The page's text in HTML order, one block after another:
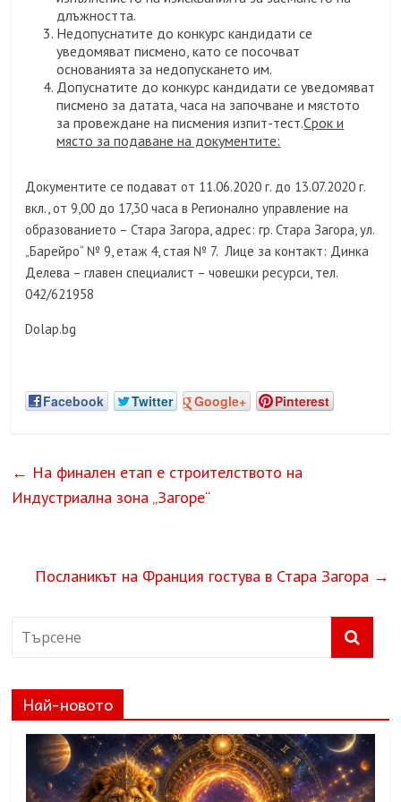
длъжността.
Недопуснатите до конкурс кандидати се
уведомяват писмено, като се посочват
основанията за недопускането им.
Допуснатите до конкурс кандидати се уведомяват
писмено за датата, часа на започване и мястото
за провеждане на писмения изпит-тест.Срок и
място за подаване на документите:
Документите се подават от 11.06.2020 г. до 13.07.2020 г.
вкл., от 9,00 до 17,30 часа в Регионално управление на
образованието – Стара Загора, адрес: гр. Стара Загора, ул.
„Барейро“ № 9, етаж 4, стая № 7. Лице за контакт: Динка
Делева – главен специалист – човешки ресурси, тел.
042/621958
Dolap.bg
Facebook Twitter Google+ Pinterest
← На финален етап е строителството на
Индустриална зона „Загоре“
Посланикът на Франция гостува в Стара Загора →
Най-новото